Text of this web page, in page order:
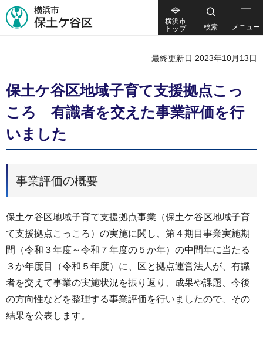
横浜市
トップ
検索 メニュー
最終更新日 2023年10月13日
保土ケ谷区地域子育て支援拠点こっ
ころ 有識者を交えた事業評価を行
いました
事業評価の概要
保土ケ谷区地域子育て支援拠点事業（保土ケ谷区地域子育
て支援拠点こっころ）の実施に関し、第４期目事業実施期
間（令和３年度～令和７年度の５か年）の中間年に当たる
３か年度目（令和５年度）に、区と拠点運営法人が、有識
者を交えて事業の実施状況を振り返り、成果や課題、今後
の方向性などを整理する事業評価を行いましたので、その
結果を公表します。